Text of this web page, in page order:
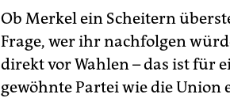
Ob Merkel ein Scheitern
Frage, wer ihr nachfolgen
direkt vor Wahlen – das ist für
gewöhnte Partei wie die